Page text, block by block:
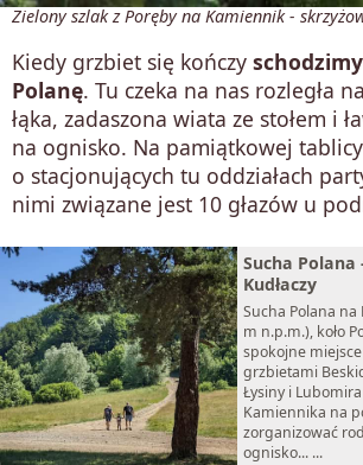
Zielony szlak z Poręby na Kamiennik -
Kiedy grzbiet się kończy
Polanę. Tu czeka na nas rozległa
łąka, zadaszona wiata ze stołem i
na ognisko. Na pamiątkowej
o stacjonujących tu oddziałach
nimi związane jest 10 głazów u
Sucha Polana
Kudłaczy
Sucha Polana na
m n.p.m.), koło
spokojne
grzbietami
Łysiny i
Kamiennika na
zorganizować
ognisko... ...